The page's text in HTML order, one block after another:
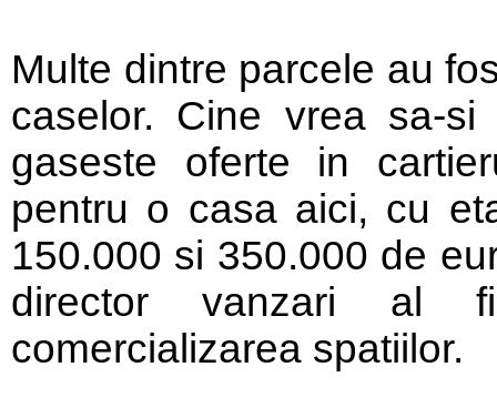
Multe dintre parcele au
caselor. Cine vrea sa-
gaseste oferte in
pentru o casa aici, cu
150.000 si 350.000 de
director vanzari al
comercializarea spatiilor.